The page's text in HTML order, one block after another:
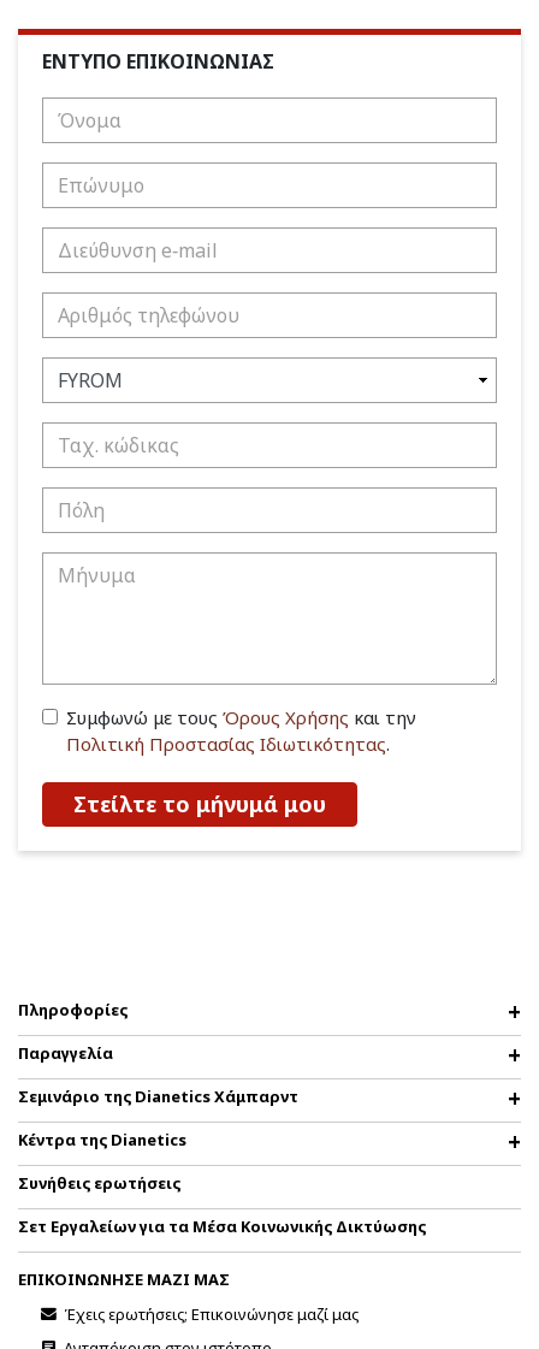
ΕΝΤΥΠΟ ΕΠΙΚΟΙΝΩΝΙΑΣ
Συμφωνώ με τους Όρους Χρήσης και την
Πολιτική Προστασίας Ιδιωτικότητας.
Στείλτε το μήνυμά μου
Πληροφορίες
Παραγγελία
Σεμινάριο της Dianetics Χάμπαρντ
Κέντρα της Dianetics
Συνήθεις ερωτήσεις
Σετ Εργαλείων για τα Μέσα Κοινωνικής Δικτύωσης
ΕΠΙΚΟΙΝΩΝΗΣΕ ΜΑΖΙ ΜΑΣ
Έχεις ερωτήσεις; Επικοινώνησε μαζί μας